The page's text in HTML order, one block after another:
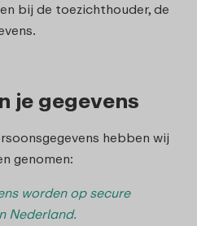
bij de toezichthouder, de
je gegevens
hebben wij
genomen:
worden op secure
Nederland.